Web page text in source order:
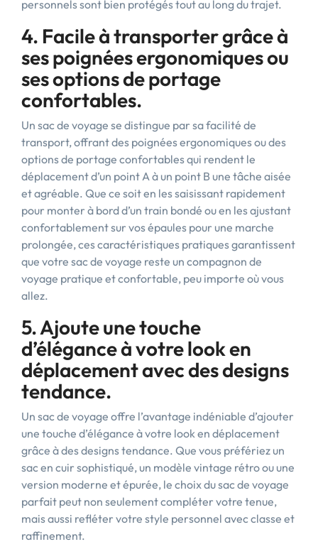
personnels sont bien protégés tout au long du trajet.
4. Facile à transporter grâce à
ses poignées ergonomiques ou
ses options de portage
confortables.
Un sac de voyage se distingue par sa facilité de
transport, offrant des poignées ergonomiques ou des
options de portage confortables qui rendent le
déplacement d’un point A à un point B une tâche aisée
et agréable. Que ce soit en les saisissant rapidement
pour monter à bord d’un train bondé ou en les ajustant
confortablement sur vos épaules pour une marche
prolongée, ces caractéristiques pratiques garantissent
que votre sac de voyage reste un compagnon de
voyage pratique et confortable, peu importe où vous
allez.
5. Ajoute une touche
d’élégance à votre look en
déplacement avec des designs
tendance.
Un sac de voyage offre l’avantage indéniable d’ajouter
une touche d’élégance à votre look en déplacement
grâce à des designs tendance. Que vous préfériez un
sac en cuir sophistiqué, un modèle vintage rétro ou une
version moderne et épurée, le choix du sac de voyage
parfait peut non seulement compléter votre tenue,
mais aussi refléter votre style personnel avec classe et
raffinement.